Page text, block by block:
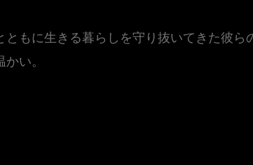
ともに生きる暮らしを守り抜いてきた彼
い。